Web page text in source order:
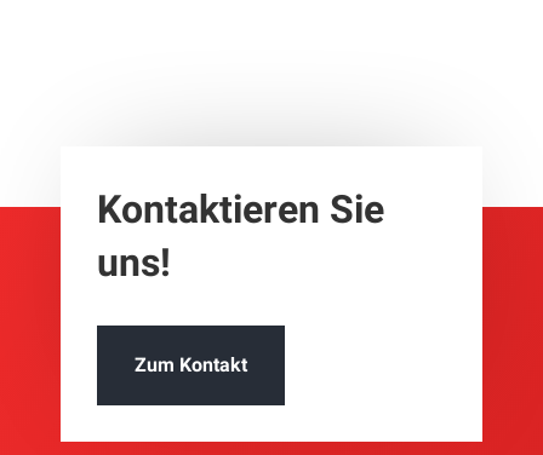
Kontak­tieren Sie
uns!
Zum Kontakt